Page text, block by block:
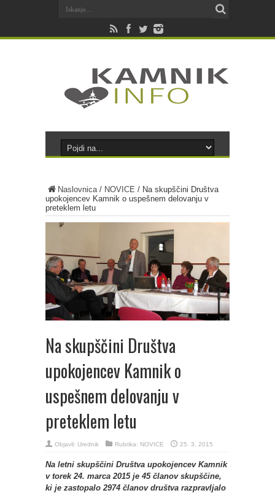
Naslovnica/ NOVICE / Na skupščini Društva
upokojencev Kamnik o uspešnem delovanju v
preteklem letu
Na skupščini Društva
upokojencev Kamnik o
uspešnem delovanju v
preteklem letu
Objavil: Urednik Rubrika: NOVICE 25. 3. 2015
Na letni skupščini Društva upokojencev Kamnik
v torek 24. marca 2015 je 45 članov skupščine,
ki je zastopalo 2974 članov društva razpravljalo